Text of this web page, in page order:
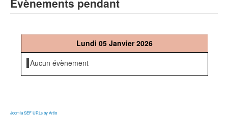
Évènements pendant
Lundi 05 Janvier 2026
Aucun évènement
Joomla SEF URLs by Artio